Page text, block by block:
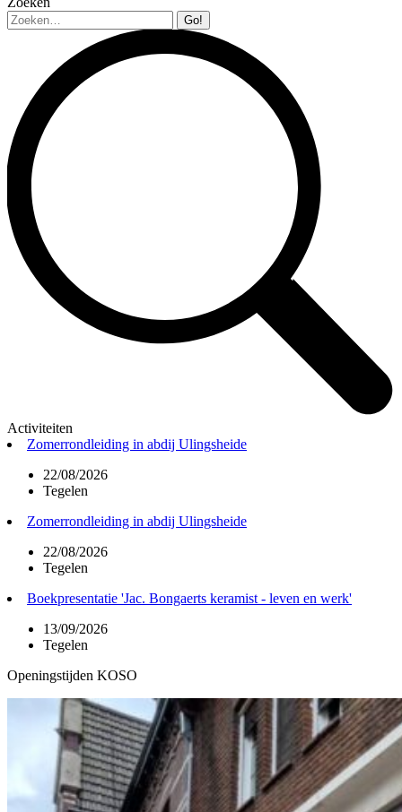
Zoeken:
Activiteiten
Zomerrondleiding in abdij Ulingsheide
22/08/2026
Tegelen
Zomerrondleiding in abdij Ulingsheide
22/08/2026
Tegelen
Boekpresentatie 'Jac. Bongaerts keramist - leven en werk'
13/09/2026
Tegelen
Openingstijden KOSO